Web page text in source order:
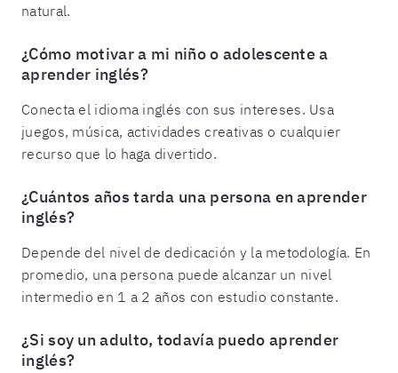
natural.
¿Cómo motivar a mi niño o adolescente a
aprender inglés?
Conecta el idioma inglés con sus intereses. Usa
juegos, música, actividades creativas o cualquier
recurso que lo haga divertido.
¿Cuántos años tarda una persona en aprender
inglés?
Depende del nivel de dedicación y la metodología. En
promedio, una persona puede alcanzar un nivel
intermedio en 1 a 2 años con estudio constante.
¿Si soy un adulto, todavía puedo aprender
inglés?